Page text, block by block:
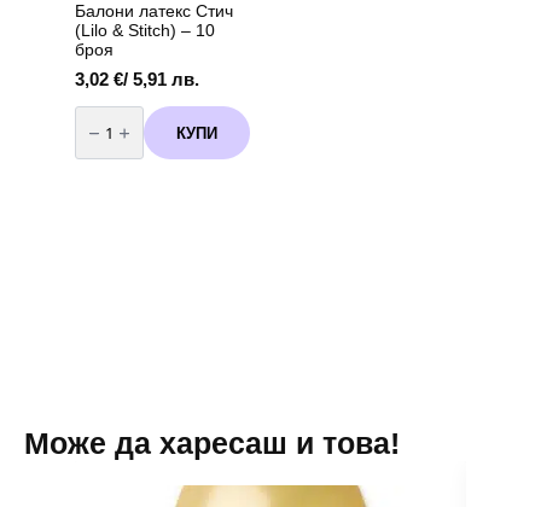
Балони латекс Стич
(Lilo & Stitch) – 10
броя
3,02 €/ 5,91 лв.
количество
за
Балони
латекс
КУПИ
Може да харесаш и това!